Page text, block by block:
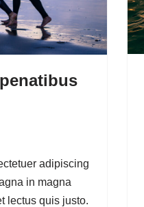
adipiscing
in magna
lectus quis justo.